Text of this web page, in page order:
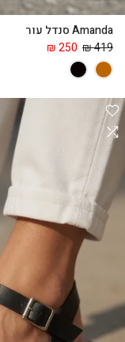
Amanda סנדל עור
419 ₪
250 ₪